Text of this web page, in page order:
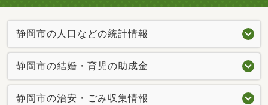
静岡市の人口などの統計情報
静岡市の結婚・育児の助成金
静岡市の治安・ごみ収集情報